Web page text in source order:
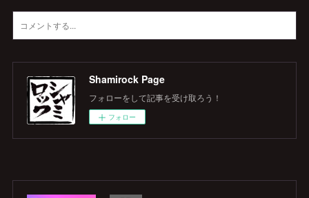
Shamirock Page
フォローをして記事を受け取ろう！
フォロー